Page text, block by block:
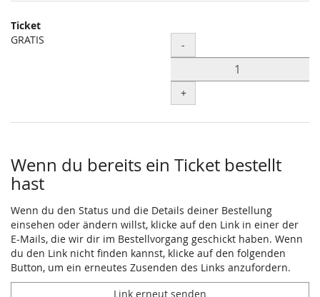
Ticket
GRATIS
Menge
-
+
Wenn du bereits ein Ticket bestellt
hast
Wenn du den Status und die Details deiner Bestellung
einsehen oder ändern willst, klicke auf den Link in einer der
E-Mails, die wir dir im Bestellvorgang geschickt haben. Wenn
du den Link nicht finden kannst, klicke auf den folgenden
Button, um ein erneutes Zusenden des Links anzufordern.
Link erneut senden